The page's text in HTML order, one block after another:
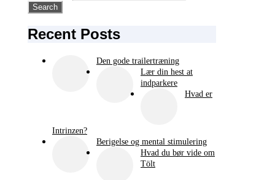
Recent Posts
Den gode trailertræning
Lær din hest at
indparkere
Hvad er
Intrinzen?
Berigelse og mental stimulering
Hvad du bør vide om
Tölt